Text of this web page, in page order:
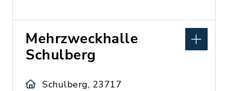
Mehrzweckhalle
Schulberg
Schulberg, 23717